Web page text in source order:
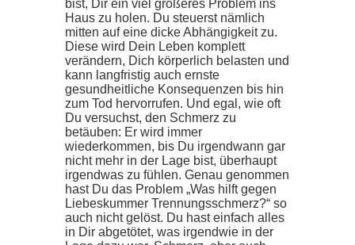
bist, Dir ein viel größeres Problem ins
Haus zu holen. Du steuerst nämlich
mitten auf eine dicke Abhängigkeit zu.
Diese wird Dein Leben komplett
verändern, Dich körperlich belasten und
kann langfristig auch ernste
gesundheitliche Konsequenzen bis hin
zum Tod hervorrufen. Und egal, wie oft
Du versuchst, den Schmerz zu
betäuben: Er wird immer
wiederkommen, bis Du irgendwann gar
nicht mehr in der Lage bist, überhaupt
irgendwas zu fühlen. Genau genommen
hast Du das Problem „Was hilft gegen
Liebeskummer Trennungsschmerz?“ so
auch nicht gelöst. Du hast einfach alles
in Dir abgetötet, was irgendwie in der